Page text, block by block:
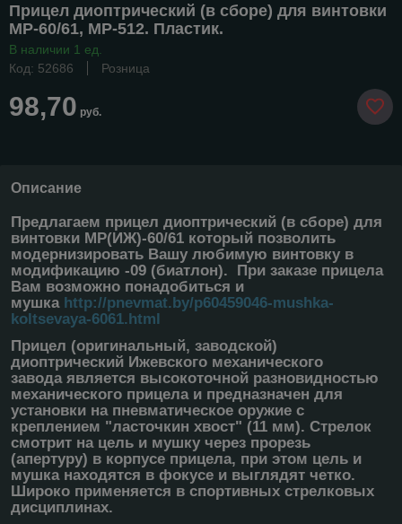
Прицел диоптрический (в сборе) для винтовки
МР-60/61, МР-512. Пластик.
В наличии 1 ед.
Код: 52686
Розница
98,70 руб.
Описание
Предлагаем прицел диоптрический (в сборе) для
винтовки МР(ИЖ)-60/61 который позволить
модернизировать Вашу любимую винтовку в
модификацию -09 (биатлон). При заказе прицела
Вам возможно понадобиться и
мушка http://pnevmat.by/p60459046-mushka-
koltsevaya-6061.html
Прицел (оригинальный, заводской)
диоптрический Ижевского механического
завода является высокоточной разновидностью
механического прицела и предназначен для
установки на пневматическое оружие с
креплением "ласточкин хвост" (11 мм). Стрелок
смотрит на цель и мушку через прорезь
(апертуру) в корпусе прицела, при этом цель и
мушка находятся в фокусе и выглядят четко.
Широко применяется в спортивных стрелковых
дисциплинах.